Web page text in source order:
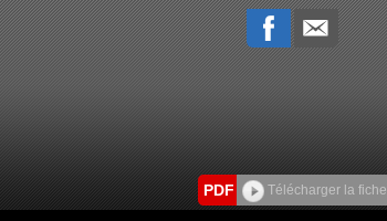
PDF Télécharger la fiche